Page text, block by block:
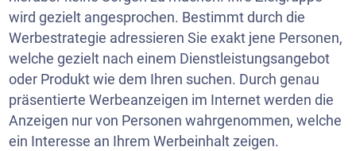
wird gezielt angesprochen. Bestimmt durch die
Werbestrategie adressieren Sie exakt jene Personen,
welche gezielt nach einem Dienstleistungsangebot
oder Produkt wie dem Ihren suchen. Durch genau
präsentierte Werbeanzeigen im Internet werden die
Anzeigen nur von Personen wahrgenommen, welche
ein Interesse an Ihrem Werbeinhalt zeigen.